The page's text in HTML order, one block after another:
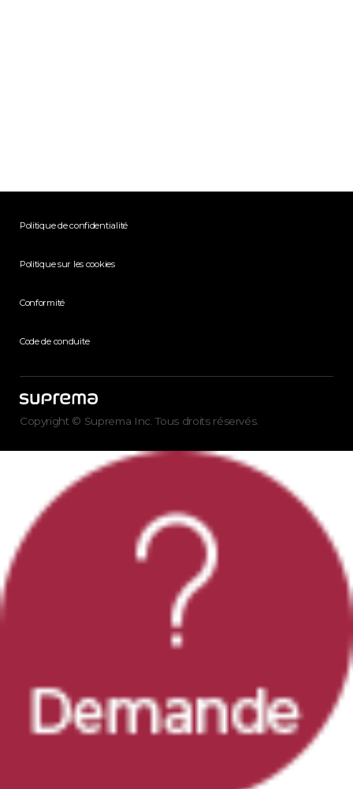
Politique de confidentialité
Politique sur les cookies
Conformité
Code de conduite
Copyright © Suprema Inc. Tous droits réservés.